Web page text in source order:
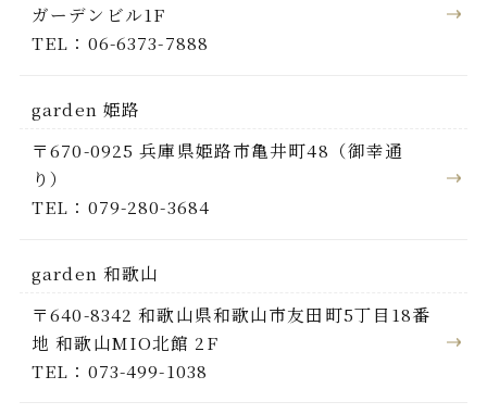
ガーデンビル1F
TEL：06-6373-7888
garden 姫路
〒670-0925 兵庫県姫路市亀井町48（御幸通
り）
TEL：079-280-3684
garden 和歌山
〒640-8342 和歌山県和歌山市友田町5丁目18番
地 和歌山MIO北館 2F
TEL：073-499-1038